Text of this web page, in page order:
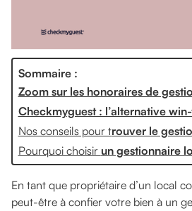
Sommaire :
Zoom sur les honoraires de
Checkmyguest : l’alternative
Nos conseils pour trouver le
Pourquoi choisir un gestionnaire
En tant que propriétaire d’un local
peut-être à confier votre bien à un